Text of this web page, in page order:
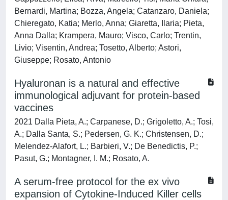
Bernardi, Martina; Bozza, Angela; Catanzaro, Daniela;
Chieregato, Katia; Merlo, Anna; Giaretta, Ilaria; Pieta,
Anna Dalla; Krampera, Mauro; Visco, Carlo; Trentin,
Livio; Visentin, Andrea; Tosetto, Alberto; Astori,
Giuseppe; Rosato, Antonio
Hyaluronan is a natural and effective
immunological adjuvant for protein-based
vaccines
2021 Dalla Pieta, A.; Carpanese, D.; Grigoletto, A.; Tosi,
A.; Dalla Santa, S.; Pedersen, G. K.; Christensen, D.;
Melendez-Alafort, L.; Barbieri, V.; De Benedictis, P.;
Pasut, G.; Montagner, I. M.; Rosato, A.
A serum-free protocol for the ex vivo
expansion of Cytokine-Induced Killer cells